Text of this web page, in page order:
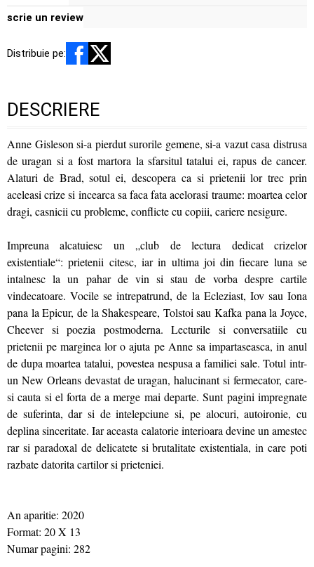
scrie un review
Distribuie pe:
DESCRIERE
Anne Gisleson si-a pierdut surorile gemene, si-a vazut casa distrusa
de uragan si a fost martora la sfarsitul tatalui ei, rapus de cancer.
Alaturi de Brad, sotul ei, descopera ca si prietenii lor trec prin
aceleasi crize si incearca sa faca fata acelorasi traume: moartea celor
dragi, casnicii cu probleme, conflicte cu copiii, cariere nesigure.
Impreuna alcatuiesc un „club de lectura dedicat crizelor
existentiale“: prietenii citesc, iar in ultima joi din fiecare luna se
intalnesc la un pahar de vin si stau de vorba despre cartile
vindecatoare. Vocile se intrepatrund, de la Ecleziast, Iov sau Iona
pana la Epicur, de la Shakespeare, Tolstoi sau Kafka pana la Joyce,
Cheever si poezia postmoderna. Lecturile si conversatiile cu
prietenii pe marginea lor o ajuta pe Anne sa impartaseasca, in anul
de dupa moartea tatalui, povestea nespusa a familiei sale. Totul intr-
un New Orleans devastat de uragan, halucinant si fermecator, care-
si cauta si el forta de a merge mai departe. Sunt pagini impregnate
de suferinta, dar si de intelepciune si, pe alocuri, autoironie, cu
deplina sinceritate. Iar aceasta calatorie interioara devine un amestec
rar si paradoxal de delicatete si brutalitate existentiala, in care poti
razbate datorita cartilor si prieteniei.
An aparitie: 2020
Format: 20 X 13
Numar pagini: 282